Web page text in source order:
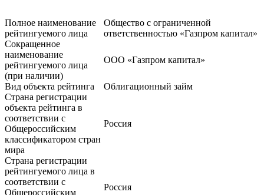
Полное наименование
рейтингуемого лица
Общество с ограниченной
ответственностью «Газпром капитал»
Сокращенное
наименование
рейтингуемого лица
(при наличии)
ООО «Газпром капитал»
Вид объекта рейтинга
Облигационный займ
Страна регистрации
объекта рейтинга в
соответствии с
Общероссийским
классификатором стран
мира
Россия
Страна регистрации
рейтингуемого лица в
соответствии с
Общероссийским
Россия